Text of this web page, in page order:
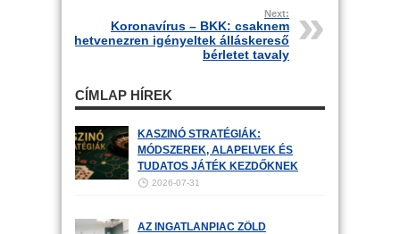
Next:
Koronavírus – BKK: csaknem
hetvenezren igényeltek álláskereső
bérletet tavaly
CÍMLAP HÍREK
KASZINÓ STRATÉGIÁK:
MÓDSZEREK, ALAPELVEK ÉS
TUDATOS JÁTÉK KEZDŐKNEK
2026-07-31
AZ INGATLANPIAC ZÖLD